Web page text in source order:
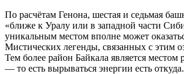
По расчётам Генона, шестая и седьмая
«ближе к Уралу или в западной части
уникальным местом вполне может
Мистических легенды, связанных с этим
Тем более район Байкала является местом
— то есть вырываться энергии есть откуда.